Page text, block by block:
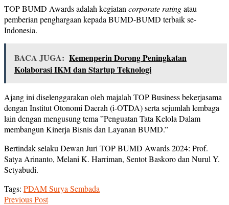
TOP BUMD Awards adalah kegiatan corporate ratingatau
pemberian penghargaan kepada BUMD-BUMD terbaik se-
Indonesia.
BACA JUGA: Kemenperin Dorong Peningkatan
Kolaborasi IKM dan Startup Teknologi
Ajang ini diselenggarakan oleh majalah TOP Business bekerjasama
dengan Institut Otonomi Daerah (i-OTDA) serta sejumlah lembaga
lain dengan mengusung tema ”Penguatan Tata Kelola Dalam
membangun Kinerja Bisnis dan Layanan BUMD.”
Bertindak selaku Dewan Juri TOP BUMD Awards 2024: Prof.
Satya Arinanto, Melani K. Harriman, Sentot Baskoro dan Nurul Y.
Setyabudi.
Tags: PDAM Surya Sembada
Previous Post